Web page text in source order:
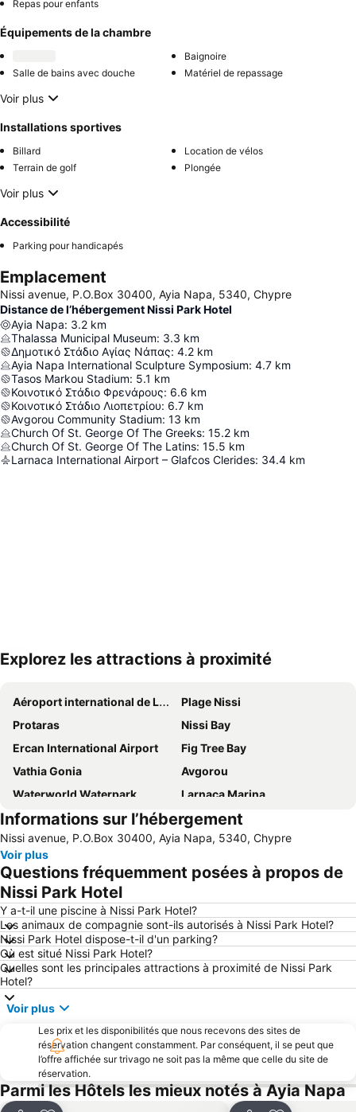
Repas pour enfants
Équipements de la chambre
Baignoire
Salle de bains avec douche
Matériel de repassage
Voir plus
Installations sportives
Billard
Location de vélos
Terrain de golf
Plongée
Voir plus
Accessibilité
Parking pour handicapés
Emplacement
Nissi avenue, P.O.Box 30400, Ayia Napa, 5340, Chypre
Distance de l’hébergement Nissi Park Hotel
Ayia Napa: 3.2 km
Thalassa Municipal Museum: 3.3 km
Δημοτικό Στάδιο Αγίας Νάπας: 4.2 km
Ayia Napa International Sculpture Symposium: 4.7 km
Tasos Markou Stadium: 5.1 km
Κοινοτικό Στάδιο Φρενάρους: 6.6 km
Κοινοτικό Στάδιο Λιοπετρίου: 6.7 km
Avgorou Community Stadium: 13 km
Church Of St. George Of The Greeks: 15.2 km
Church Of St. George Of The Latins: 15.5 km
Larnaca International Airport – Glafcos Clerides: 34.4 km
Explorez les attractions à proximité
Aéroport international de Larnaca
Plage Nissi
Protaras
Nissi Bay
Ercan International Airport
Fig Tree Bay
Vathia Gonia
Avgorou
Waterworld Waterpark
Larnaca Marina
Pernera A
Konnos Bay
Pernera P
Makronissos
Mckenzie Beach
landa
Katsarka
Ammos of Kabouri
Glapsides Beach
Phinikoudes Beach
Ellinas
Ayia Anna
Pantachou
Informations sur l’hébergement
Nissi avenue, P.O.Box 30400, Ayia Napa, 5340, Chypre
Voir plus
Questions fréquemment posées à propos de
Nissi Park Hotel
Y a-t-il une piscine à Nissi Park Hotel?
Les animaux de compagnie sont-ils autorisés à Nissi Park Hotel?
Nissi Park Hotel dispose-t-il d'un parking?
Où est situé Nissi Park Hotel?
Quelles sont les principales attractions à proximité de Nissi Park
Hotel?
Voir plus
Les prix et les disponibilités que nous recevons des sites de
réservation changent constamment. Par conséquent, il se peut que
l’offre affichée sur trivago ne soit pas la même que celle du site de
réservation.
Parmi les Hôtels les mieux notés à Ayia Napa